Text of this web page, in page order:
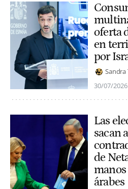
oferta
en
por
Sandra
30/07/2026
Las
sacan
de
árabes